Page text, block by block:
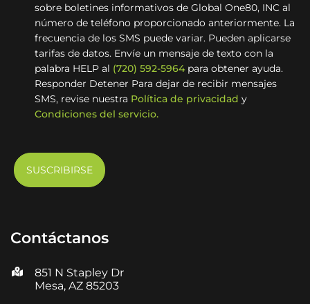
sobre boletines informativos de Global One80, INC al
número de teléfono proporcionado anteriormente. La
frecuencia de los SMS puede variar. Pueden aplicarse
tarifas de datos. Envíe un mensaje de texto con la
palabra HELP al (720) 592-5964 para obtener ayuda.
Responder Detener Para dejar de recibir mensajes
SMS, revise nuestra Política de privacidad y
Condiciones del servicio.
Contáctanos
851 N Stapley Dr
Mesa, AZ 85203